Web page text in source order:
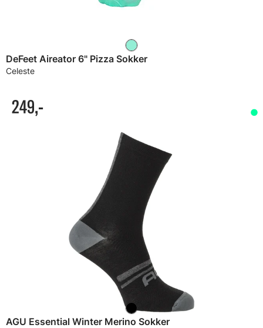
DeFeet Aireator 6" Pizza Sokker
Celeste
249,-
AGU Essential Winter Merino Sokker